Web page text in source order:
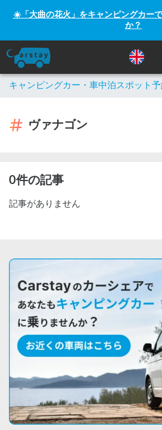
☀️「大曲の花火」をキャンピングカー
か？
キャンピングカー・車中泊スポット
ヴァナゴン
0件の記事
記事がありません